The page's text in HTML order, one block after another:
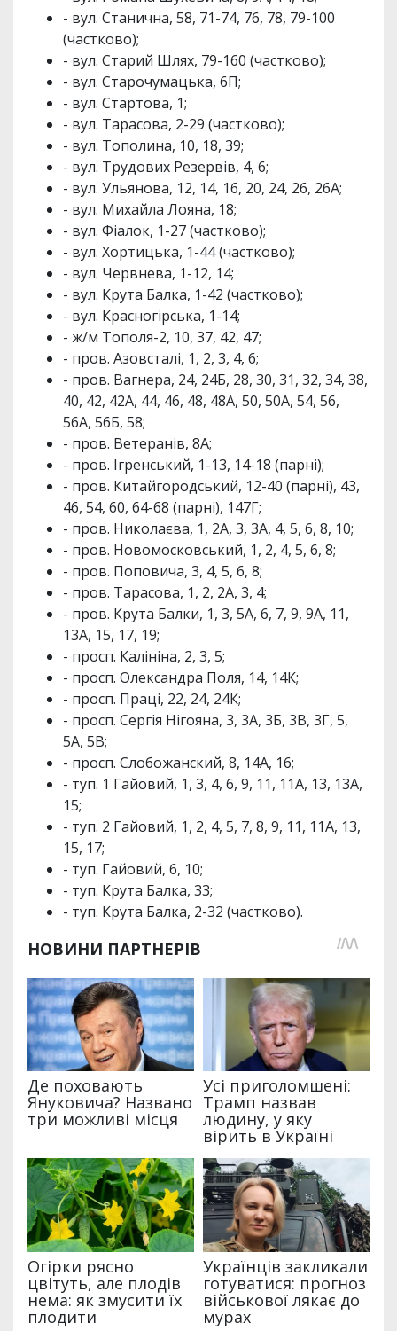
- вул. Станична, 58, 71-74, 76, 78, 79-100
(частково);
- вул. Старий Шлях, 79-160 (частково);
- вул. Старочумацька, 6П;
- вул. Стартова, 1;
- вул. Тарасова, 2-29 (частково);
- вул. Тополина, 10, 18, 39;
- вул. Трудових Резервів, 4, 6;
- вул. Ульянова, 12, 14, 16, 20, 24, 26, 26А;
- вул. Михайла Лояна, 18;
- вул. Фіалок, 1-27 (частково);
- вул. Хортицька, 1-44 (частково);
- вул. Червнева, 1-12, 14;
- вул. Крута Балка, 1-42 (частково);
- вул. Красногірська, 1-14;
- ж/м Тополя-2, 10, 37, 42, 47;
- пров. Азовсталі, 1, 2, 3, 4, 6;
- пров. Вагнера, 24, 24Б, 28, 30, 31, 32, 34, 38,
40, 42, 42А, 44, 46, 48, 48А, 50, 50А, 54, 56,
56А, 56Б, 58;
- пров. Ветеранів, 8А;
- пров. Ігренський, 1-13, 14-18 (парні);
- пров. Китайгородський, 12-40 (парні), 43,
46, 54, 60, 64-68 (парні), 147Г;
- пров. Николаєва, 1, 2А, 3, 3А, 4, 5, 6, 8, 10;
- пров. Новомосковський, 1, 2, 4, 5, 6, 8;
- пров. Поповича, 3, 4, 5, 6, 8;
- пров. Тарасова, 1, 2, 2А, 3, 4;
- пров. Крута Балки, 1, 3, 5А, 6, 7, 9, 9А, 11,
13А, 15, 17, 19;
- просп. Калініна, 2, 3, 5;
- просп. Олександра Поля, 14, 14К;
- просп. Праці, 22, 24, 24К;
- просп. Сергія Нігояна, 3, 3А, 3Б, 3В, 3Г, 5,
5А, 5В;
- просп. Слобожанский, 8, 14А, 16;
- туп. 1 Гайовий, 1, 3, 4, 6, 9, 11, 11А, 13, 13А,
15;
- туп. 2 Гайовий, 1, 2, 4, 5, 7, 8, 9, 11, 11А, 13,
15, 17;
- туп. Гайовий, 6, 10;
- туп. Крута Балка, 33;
- туп. Крута Балка, 2-32 (частково).